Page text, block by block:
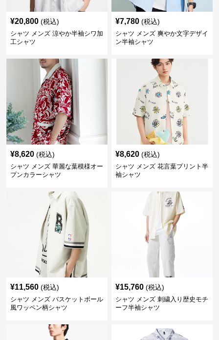
¥20,800 (税込)
シャツ メンズ 涼やか半袖シワ加
工シャツ
¥7,780 (税込)
シャツ メンズ 爽やか文字デザイ
ン半袖シャツ
¥8,620 (税込)
シャツ メンズ 華麗な葉模様オー
プンカラーシャツ
¥8,620 (税込)
シャツ メンズ 花言葉プリント半
袖シャツ
¥11,560 (税込)
シャツ メンズ バスケットボール
風ワッペン柄シャツ
¥15,760 (税込)
シャツ メンズ 刺繍入り歴史モチ
ーフ半袖シャツ